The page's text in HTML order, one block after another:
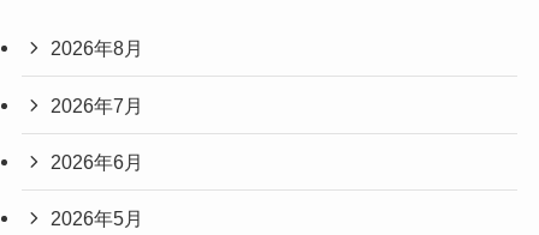
2026年8月
2026年7月
2026年6月
2026年5月